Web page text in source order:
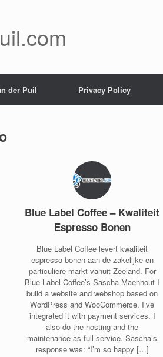
der Puil Privacy Policy
Blue Label Coffee – Kwaliteit
Espresso Bonen
Blue Label Coffee levert kwaliteit
espresso bonen aan de zakelijke en
particuliere markt vanuit Zeeland. For
Blue Label Coffee’s Sascha Maenhout I
build a website and webshop based on
WordPress and WooCommerce. I’ve
integrated it with payment services. I
also do the hosting and the
maintenance as full service. Sascha’s
response was: “I’m so happy […]